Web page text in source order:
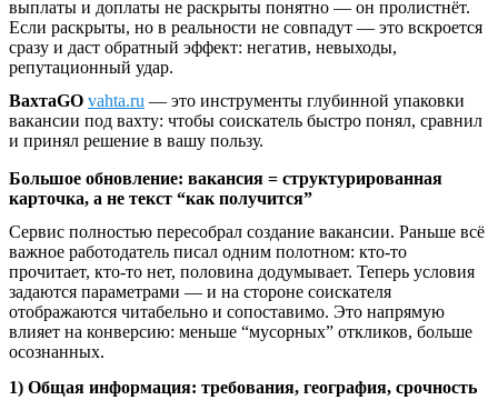
выплаты и доплаты не раскрыты понятно — он пролистнёт.
Если раскрыты, но в реальности не совпадут — это вскроется
сразу и даст обратный эффект: негатив, невыходы,
репутационный удар.
ВахтаGO vahta.ru — это инструменты глубинной упаковки
вакансии под вахту: чтобы соискатель быстро понял, сравнил
и принял решение в вашу пользу.
Большое обновление: вакансия = структурированная
карточка, а не текст “как получится”
Сервис полностью пересобрал создание вакансии. Раньше всё
важное работодатель писал одним полотном: кто-то
прочитает, кто-то нет, половина додумывает. Теперь условия
задаются параметрами — и на стороне соискателя
отображаются читабельно и сопоставимо. Это напрямую
влияет на конверсию: меньше “мусорных” откликов, больше
осознанных.
1) Общая информация: требования, география, срочность